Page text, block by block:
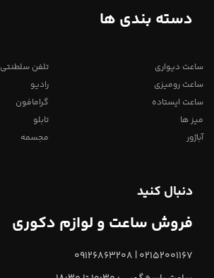
دسته بندی ها
ساعت دیواری
ساعت رومیزی
ساعت ایستاده
میز ها
آباژور
تلفن سلطنتی
رادیو
گرامافون
تابلو
مجسمه
دنبال کنید
فروش ساعت و لوازم دکوری
02152001167 | 09126863208